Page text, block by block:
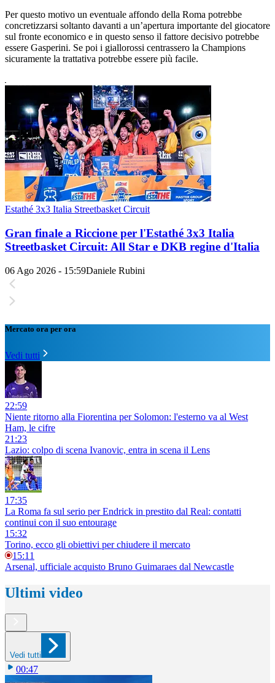
Per questo motivo un eventuale affondo della Roma potrebbe
concretizzarsi soltanto davanti a un’apertura importante del giocatore
sul fronte economico e in questo senso il fattore decisivo potrebbe
essere Gasperini. Se poi i giallorossi centrassero la Champions
sicuramente la trattativa potrebbe essere più facile.
Estathé 3x3 Italia Streetbasket Circuit
Gran finale a Riccione per l'Estathé 3x3 Italia
Streetbasket Circuit: All Star e DKB regine d'Italia
06 Ago 2026 - 15:59Daniele Rubini
Mercato ora per ora
Vedi tutti
22:59
Niente ritorno alla Fiorentina per Solomon: l'esterno va al West
Ham, le cifre
21:23
Lazio: colpo di scena Ivanovic, entra in scena il Lens
17:35
La Roma fa sul serio per Endrick in prestito dal Real: contatti
continui con il suo entourage
15:32
Torino, ecco gli obiettivi per chiudere il mercato
15:11
Arsenal, ufficiale acquisto Bruno Guimaraes dal Newcastle
Ultimi video
Vedi tutti
00:47